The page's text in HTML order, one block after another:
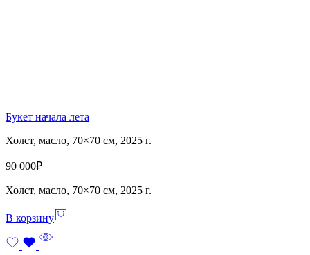
Букет начала лета
Холст, масло, 70×70 см, 2025 г.
90 000₽
Холст, масло, 70×70 см, 2025 г.
В корзину